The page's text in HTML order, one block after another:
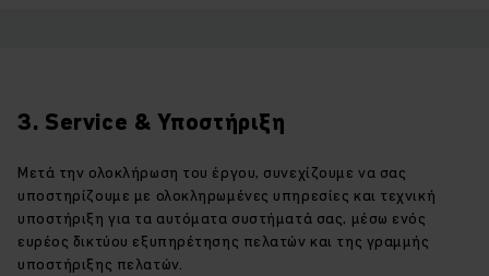
3. Service & Υποστήριξη
Μετά την ολοκλήρωση του έργου, συνεχίζουμε να σας
υποστηρίζουμε με ολοκληρωμένες υπηρεσίες και τεχνική
υποστήριξη για τα αυτόματα συστήματά σας, μέσω ενός
ευρέος δικτύου εξυπηρέτησης πελατών και της γραμμής
υποστήριξης πελατών.